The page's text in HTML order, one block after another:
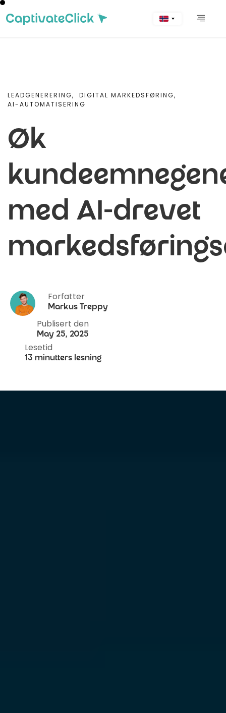
LEADGENERERING,
DIGITAL MARKEDSFØRING,
AI-AUTOMATISERING
Øk
med AI-drevet
Forfatter
Markus Treppy
Publisert den
May 25, 2025
Lesetid
13 minutters lesning